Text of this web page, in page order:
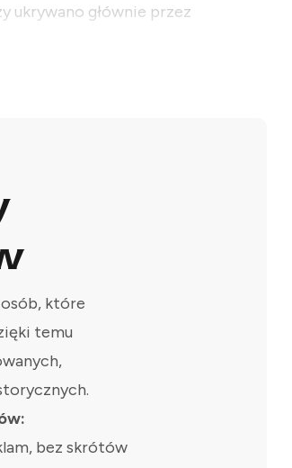
ukrywano głównie przez
które
temu
bez skrótów